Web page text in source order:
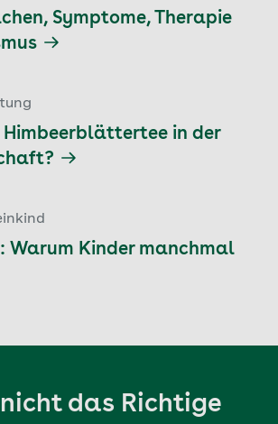
Symptome, Therapie
in der
Warum Kinder manchmal
das Richtige